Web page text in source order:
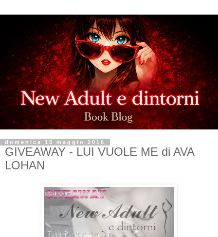
domenica 15 maggio 2016
GIVEAWAY - LUI VUOLE ME di AVA
LOHAN